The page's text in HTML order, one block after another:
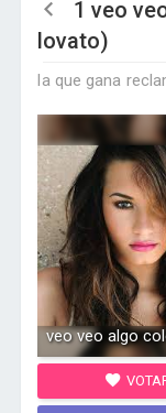
1 veo
lovato)
la que gana
veo veo algo